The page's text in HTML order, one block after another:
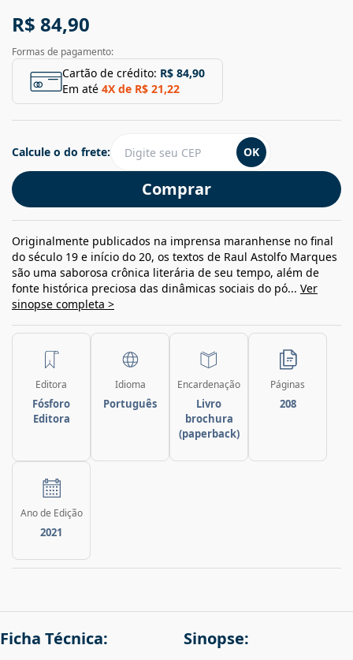
R$ 84,90
Formas de pagamento:
Cartão de crédito: R$ 84,90
Em até 4X de R$ 21,22
Comprar
Calcule o do frete: OK
Originalmente publicados na imprensa maranhense no final
do século 19 e início do 20, os textos de Raul Astolfo Marques
são uma saborosa crônica literária de seu tempo, além de
fonte histórica preciosa das dinâmicas sociais do pó... Ver
sinopse completa >
Editora
Fósforo
Editora
Idioma
Português
Encardenação
Livro
brochura
(paperback)
Páginas
208
Ano de Edição
2021
Ficha Técnica: Sinopse: